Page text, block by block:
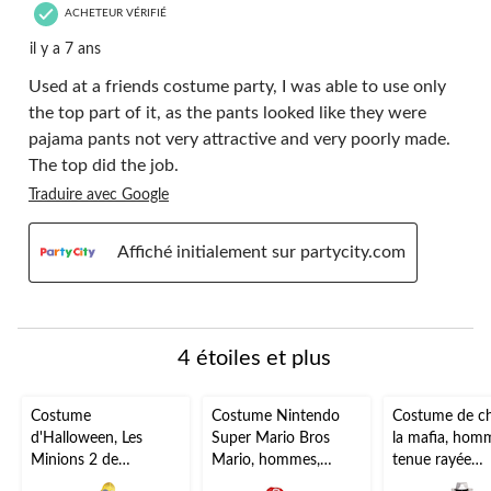
ACHETEUR VÉRIFIÉ
il y a 7 ans
Used at a friends costume party, I was able to use only
the top part of it, as the pants looked like they were
pajama pants not very attractive and very poorly made.
The top did the job.
Traduire avec Google
Affiché initialement sur partycity.com
4 étoiles et plus
Costume
d'Halloween, Les
Minions 2 de
Universal, adulte, plus
Costume Nintendo
Super Mario Bros
Mario, hommes,
Costume de
la mafia,
tenue rayée
noir/blanc